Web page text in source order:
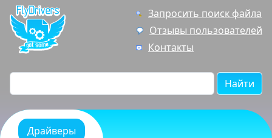
Запросить поиск файла
Отзывы пользователей
Контакты
Найти
Драйверы